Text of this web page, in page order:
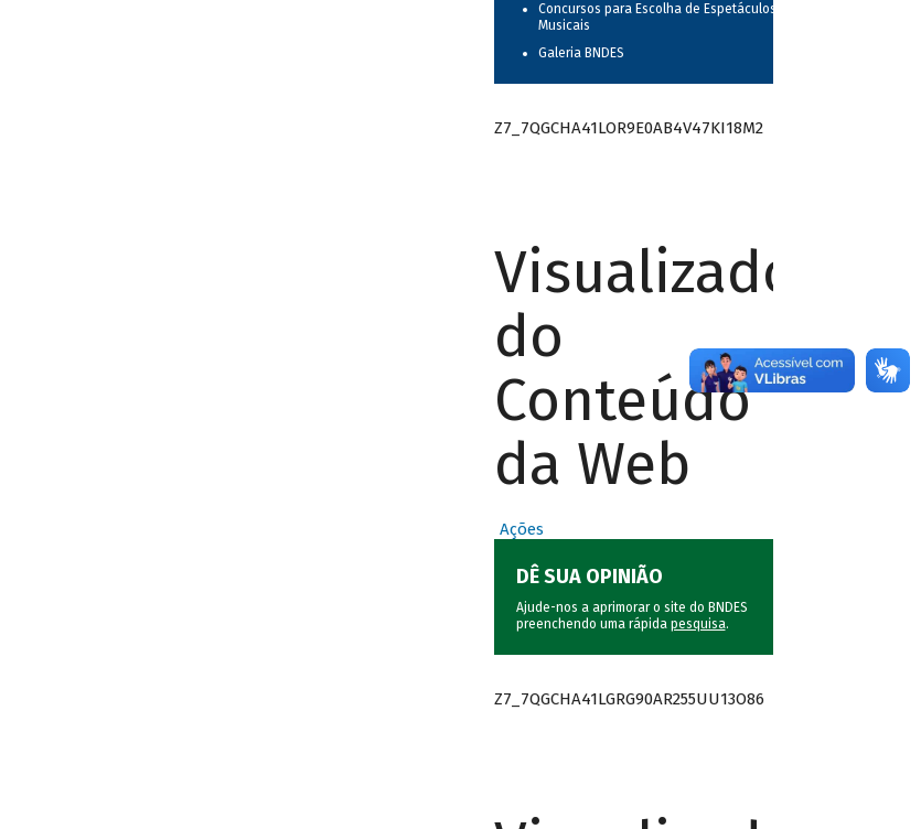
Concursos para Escolha de Espetáculos
Musicais
Galeria BNDES
Z7_7QGCHA41LOR9E0AB4V47KI18M2
Visualizador
do
Conteúdo
da Web
Ações
DÊ SUA OPINIÃO
Ajude-nos a aprimorar o site do BNDES
preenchendo uma rápida pesquisa.
Z7_7QGCHA41LGRG90AR255UU13O86